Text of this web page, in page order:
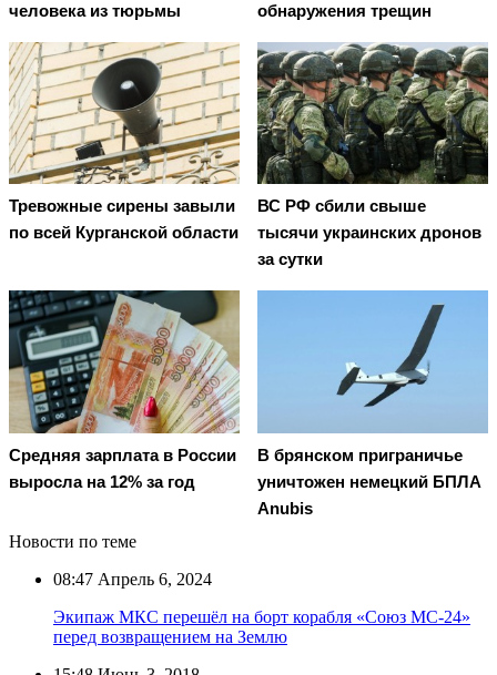
человека из тюрьмы
обнаружения трещин
Тревожные сирены завыли
по всей Курганской области
ВС РФ сбили свыше
тысячи украинских дронов
за сутки
Средняя зарплата в России
выросла на 12% за год
В брянском приграничье
уничтожен немецкий БПЛА
Anubis
Новости по теме
08:47 Апрель 6, 2024
Экипаж МКС перешёл на борт корабля «Союз МС-24»
перед возвращением на Землю